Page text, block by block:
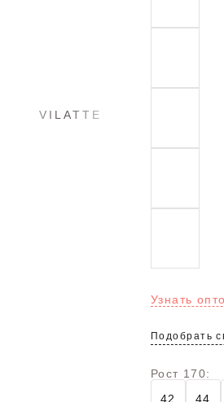
Узнать
Подобрать
Рост 170:
42
44